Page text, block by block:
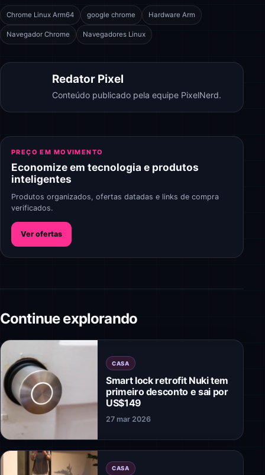
Chrome Linux Arm64 google chrome Hardware Arm
Navegador Chrome Navegadores Linux
Redator Pixel
Conteúdo publicado pela equipe PixelNerd.
PREÇO EM MOVIMENTO
Economize em tecnologia e produtos
inteligentes
Produtos organizados, ofertas datadas e links de compra
verificados.
Ver ofertas
Continue explorando
CASA
Smart lock retrofit Nuki tem
primeiro desconto e sai por
US$149
27 mar 2026
CASA